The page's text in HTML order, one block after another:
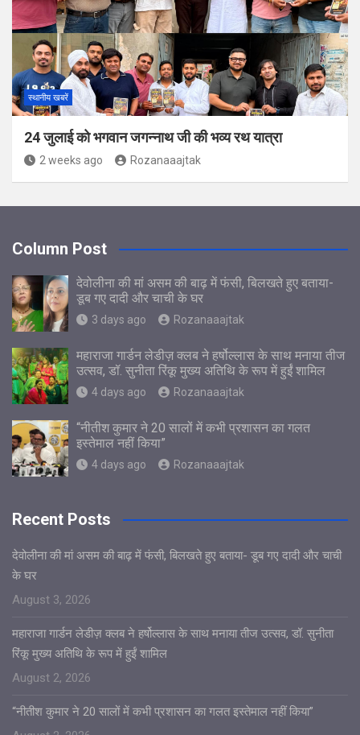
स्थानीय खबरें
24 जुलाई को भगवान जगन्नाथ जी की भव्य रथ यात्रा
2 weeks ago Rozanaaajtak
Column Post
देवोलीना की मां असम की बाढ़ में फंसी, बिलखते हुए बताया-
डूब गए दादी और चाची के घर
3 days ago Rozanaaajtak
महाराजा गार्डन लेडीज़ क्लब ने हर्षोल्लास के साथ मनाया तीज
उत्सव, डॉ. सुनीता रिंकू मुख्य अतिथि के रूप में हुईं शामिल
4 days ago Rozanaaajtak
“नीतीश कुमार ने 20 सालों में कभी प्रशासन का गलत
इस्तेमाल नहीं किया”
4 days ago Rozanaaajtak
Recent Posts
देवोलीना की मां असम की बाढ़ में फंसी, बिलखते हुए बताया- डूब गए दादी और चाची
के घर
August 3, 2026
महाराजा गार्डन लेडीज़ क्लब ने हर्षोल्लास के साथ मनाया तीज उत्सव, डॉ. सुनीता
रिंकू मुख्य अतिथि के रूप में हुईं शामिल
August 2, 2026
“नीतीश कुमार ने 20 सालों में कभी प्रशासन का गलत इस्तेमाल नहीं किया”